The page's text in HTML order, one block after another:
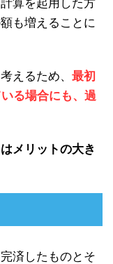
算を起用した方
も増えることに
えるため、 最初
る場合にも、過
メリットの大き
済したものとそ